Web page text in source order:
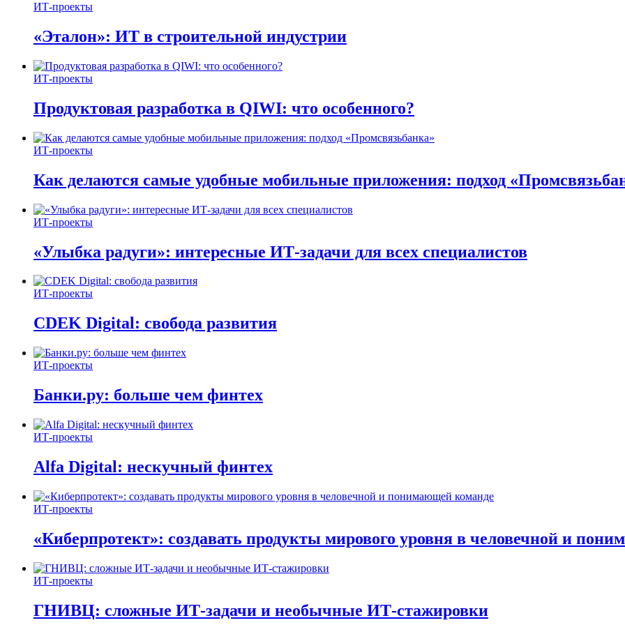
ИТ-проекты
«Эталон»: ИТ в строительной индустрии
ИТ-проекты
Продуктовая разработка в QIWI: что особенного?
ИТ-проекты
Как делаются самые удобные мобильные приложения: подход
ИТ-проекты
«Улыбка радуги»: интересные ИТ-задачи для всех специалистов
ИТ-проекты
CDEK Digital: свобода развития
ИТ-проекты
Банки.ру: больше чем финтех
ИТ-проекты
Alfa Digital: нескучный финтех
ИТ-проекты
«Киберпротект»: создавать продукты мирового уровня в человечной и
ИТ-проекты
ГНИВЦ: сложные ИТ‑задачи и необычные ИТ‑стажировки